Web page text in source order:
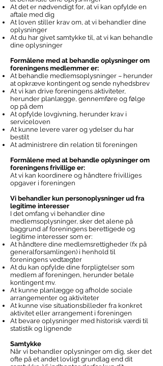
At det er nødvendigt for, at vi kan opfylde en
aftale med dig
At loven stiller krav om, at vi behandler dine
oplysninger
At du har givet samtykke til, at vi kan behandle
dine oplysninger
Formålene med at behandle oplysninger om
foreningens medlemmer er:
At behandle medlemsoplysninger – herunder
at opkræve kontingent og sende nyhedsbrev
At vi kan drive foreningens aktiviteter,
herunder planlægge, gennemføre og følge
op på dem
At opfylde lovgivning, herunder krav i
serviceloven
At kunne levere varer og ydelser du har
bestilt
At administrere din relation til foreningen
Formålene med at behandle oplysninger om
foreningens frivillige er:
At vi kan koordinere og håndtere frivilliges
opgaver i foreningen
Vi behandler kun personoplysninger ud fra
legitime interesser
I det omfang vi behandler dine
medlemsoplysninger, sker det alene på
baggrund af foreningens berettigede og
legitime interesser som er:
At håndtere dine medlemsrettigheder (fx på
generalforsamlingen) i henhold til
foreningens vedtægter
At du kan opfylde dine forpligtelser som
medlem af foreningen, herunder betale
kontingent mv.
At kunne planlægge og afholde sociale
arrangementer og aktiviteter
At kunne vise situationsbilleder fra konkret
aktivitet eller arrangement i foreningen
At bevare oplysninger med historisk værdi til
statistik og lignende
Samtykke
Når vi behandler oplysninger om dig, sker det
ofte på et andet lovligt grundlag end dit